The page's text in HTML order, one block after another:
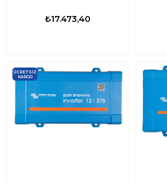
₺17.473,40
ÜCRETSIZ
KARGO